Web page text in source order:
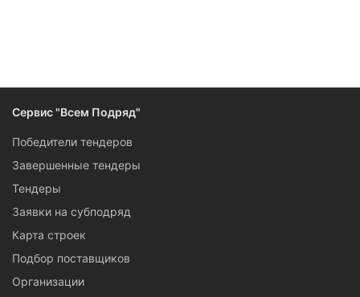
Сервис "Всем Подряд"
Победители тендеров
Завершенные тендеры
Тендеры
Заявки на субподряд
Карта строек
Подбор поставщиков
Организации